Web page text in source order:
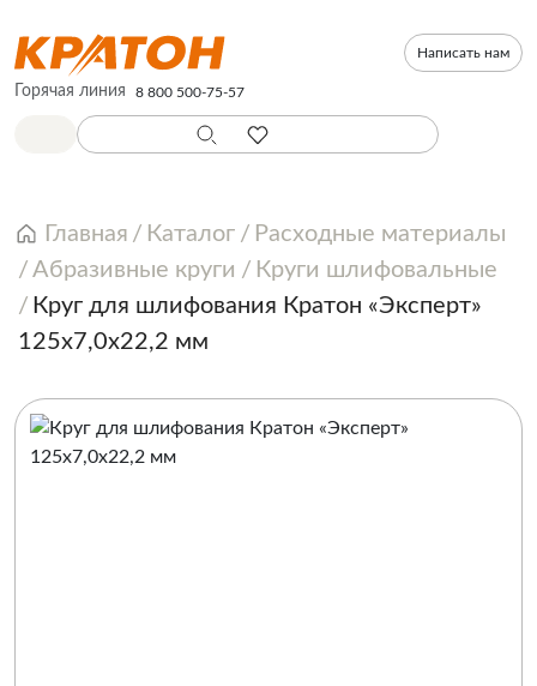
Написать нам
Горячая линия 8 800 500-75-57
Главная Каталог
Расходные материалы
Абразивные круги
Круги шлифовальные
Круг для шлифования Кратон «Эксперт»
125х7,0х22,2 мм